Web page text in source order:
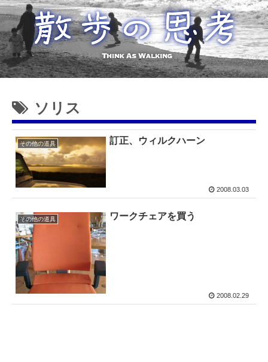
ソリス
その他の道具 訂正、ウィルクハーン
2008.03.03
その他の道具 ワークチェアを買う
2008.02.29